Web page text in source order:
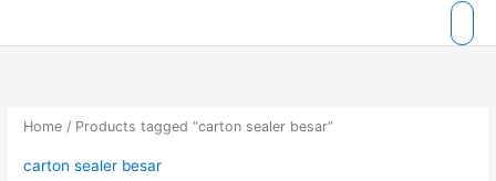
Home / Products tagged “carton sealer besar”
carton sealer besar